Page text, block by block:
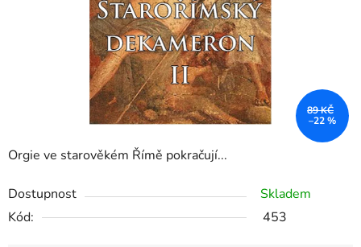
Orgie ve starověkém Římě pokračují...
Dostupnost
Skladem
Kód:
453
89 KČ
–22 %